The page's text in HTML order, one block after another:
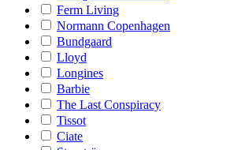
Ferm Living
Normann Copenhagen
Bundgaard
Lloyd
Longines
Barbie
The Last Conspiracy
Tissot
Ciate